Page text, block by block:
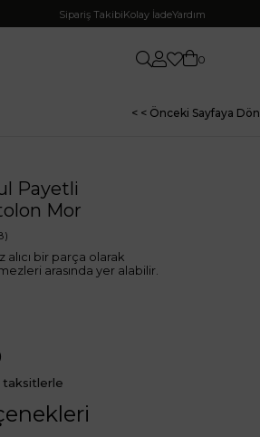
Sipariş TakibiKolay İadeYardım
0
< < Önceki Sayfaya Dön
Payetli
Mor
bir parça olarak
arasında yer alabilir.
taksitlerle